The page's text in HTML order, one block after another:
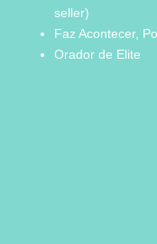
seller)
Faz Acontecer,
Orador de Elite